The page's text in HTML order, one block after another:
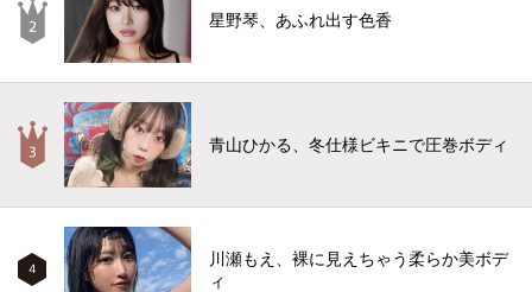
星野琴、あふれ出す色香
青山ひかる、冬仕様ビキニで圧巻ボディ
4
川瀬もえ、裸に見えちゃう柔らか美ボデ
ィ